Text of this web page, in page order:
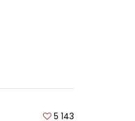
5 143